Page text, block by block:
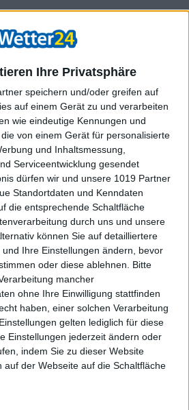
Ihre Privatsphäre
speichern und/oder greifen auf
auf einem Gerät zu und verarbeiten
wie eindeutige Kennungen und
von einem Gerät für personalisierte
und Inhaltsmessung,
Serviceentwicklung gesendet
dürfen wir und unsere 1019 Partner
Standortdaten und Kenndaten
die entsprechende Schaltfläche
durch uns und unsere
können Sie auf detailliertere
Ihre Einstellungen ändern, bevor
oder diese ablehnen.
Bitte
mancher
ohne Ihre Einwilligung stattfinden
haben, einer solchen Verarbeitung
gelten lediglich für diese
Einstellungen jederzeit ändern oder
indem Sie zu dieser Website
auf der Webseite auf die Schaltfläche